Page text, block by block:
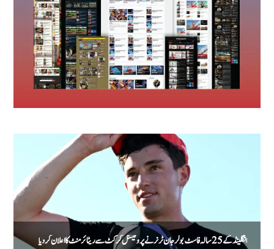
انگلینڈ کے 25 سالہ فاسٹ بولر جان ٹر نر نے پروفیشنل کرکٹ سے ریٹائرمنٹ کا اعلان کر دیا